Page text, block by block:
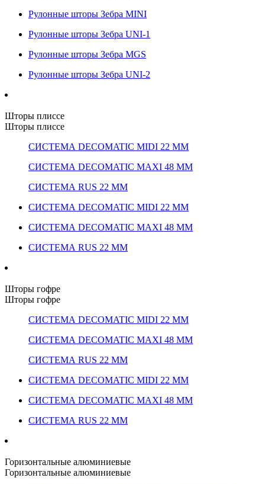
Рулонные шторы Зебра MINI
Рулонные шторы Зебра UNI-1
Рулонные шторы Зебра MGS
Рулонные шторы Зебра UNI-2
Шторы плиссе
Шторы плиссе
СИСТЕМА DECOMATIC MIDI 22 ММ
СИСТЕМА DECOMATIC MAXI 48 ММ
СИСТЕМА RUS 22 ММ
СИСТЕМА DECOMATIC MIDI 22 ММ
СИСТЕМА DECOMATIC MAXI 48 ММ
СИСТЕМА RUS 22 ММ
Шторы гофре
Шторы гофре
СИСТЕМА DECOMATIC MIDI 22 ММ
СИСТЕМА DECOMATIC MAXI 48 ММ
СИСТЕМА RUS 22 ММ
СИСТЕМА DECOMATIC MIDI 22 ММ
СИСТЕМА DECOMATIC MAXI 48 ММ
СИСТЕМА RUS 22 ММ
Горизонтальные алюминиевые
Горизонтальные алюминиевые